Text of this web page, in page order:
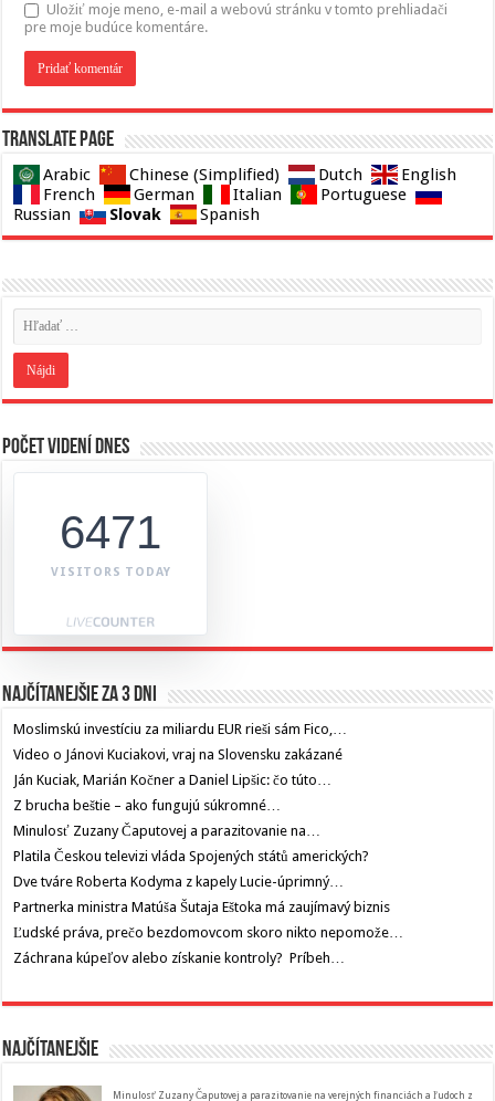
Uložiť moje meno, e-mail a webovú stránku v tomto prehliadači
pre moje budúce komentáre.
Translate page
Arabic Chinese (Simplified) Dutch
English
French
German Italian
Portuguese
Russian
Slovak Spanish
Počet videní dnes
6471
VISITORS TODAY
Najčítanejšie za 3 dni
Moslimskú investíciu za miliardu EUR rieši sám Fico,…
Video o Jánovi Kuciakovi, vraj na Slovensku zakázané
Ján Kuciak, Marián Kočner a Daniel Lipšic: čo túto…
Z brucha beštie – ako fungujú súkromné…
Minulosť Zuzany Čaputovej a parazitovanie na…
Platila Českou televizi vláda Spojených států amerických?
Dve tváre Roberta Kodyma z kapely Lucie-úprimný…
Partnerka ministra Matúša Šutaja Eštoka má zaujímavý biznis
Ľudské práva, prečo bezdomovcom skoro nikto nepomože…
Záchrana kúpeľov alebo získanie kontroly? Príbeh…
Najčítanejšie
Minulosť Zuzany Čaputovej a parazitovanie na verejných financiách a ľudoch z